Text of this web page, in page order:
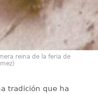
reina de la feria de
tradición que ha